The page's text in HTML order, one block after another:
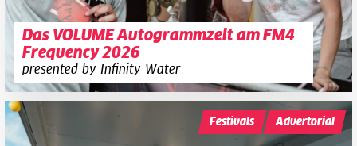
Das VOLUME Autogrammzelt am FM4
Frequency 2026
presented by Infinity Water
Festivals Advertorial